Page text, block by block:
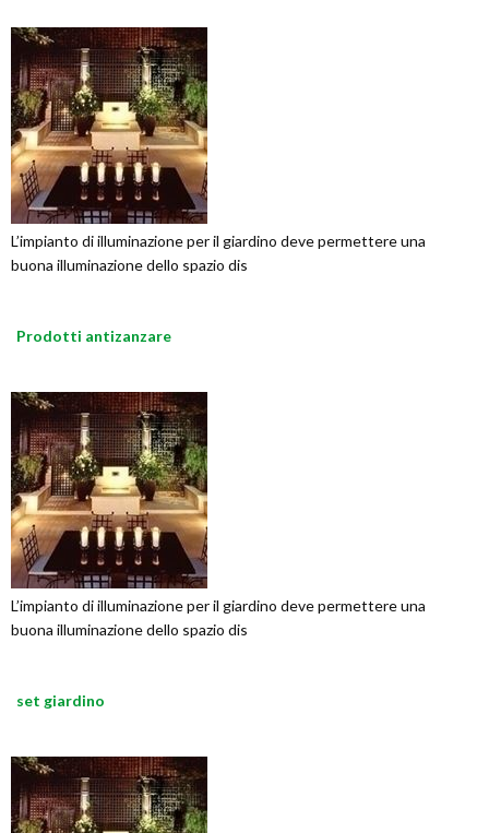
L’impianto di illuminazione per il giardino deve permettere una
buona illuminazione dello spazio dis
Prodotti antizanzare
L’impianto di illuminazione per il giardino deve permettere una
buona illuminazione dello spazio dis
set giardino